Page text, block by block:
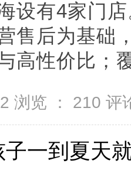
设有4家门
售后为基础
高性价比；
浏览 ： 210 评
子一到夏天